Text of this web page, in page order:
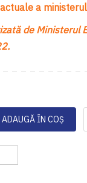
a
de Ministerul
ADAUGĂ ÎN COȘ